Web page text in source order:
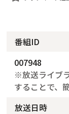
番組ID
007948
※放送ライブ
することで、
放送日時